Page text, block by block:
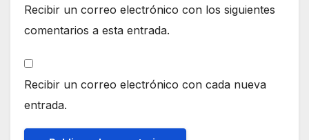
Recibir un correo electrónico con los siguientes
comentarios a esta entrada.
Recibir un correo electrónico con cada nueva
entrada.